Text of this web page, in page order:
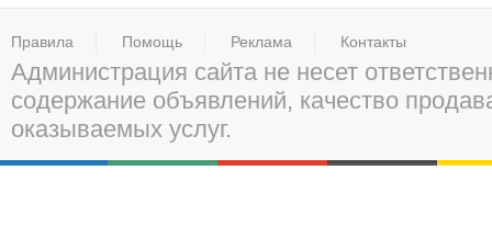
Правила Помощь Реклама Контакты
Администрация сайта не несет
содержание объявлений, качество
оказываемых услуг.